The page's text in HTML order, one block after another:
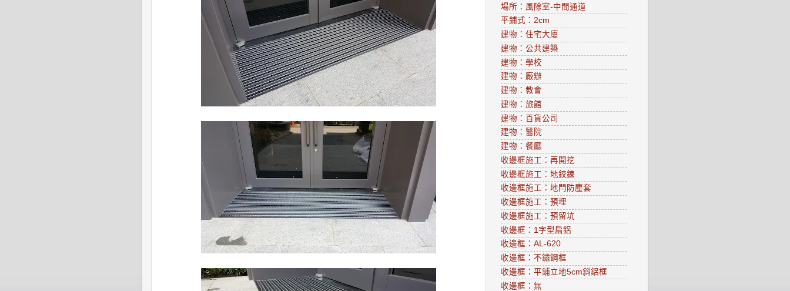
場所：風除室-中間通道
平鋪式：2cm
建物：住宅大廈
建物：公共建築
建物：學校
建物：廠辦
建物：教會
建物：旅館
建物：百貨公司
建物：醫院
建物：餐廳
收邊框施工：再開挖
收邊框施工：地鉸鍊
收邊框施工：地閂防塵套
收邊框施工：預埋
收邊框施工：預留坑
收邊框：1字型扁鋁
收邊框：AL-620
收邊框：不鏽鋼框
收邊框：平鋪立地5cm斜鋁框
收邊框：無